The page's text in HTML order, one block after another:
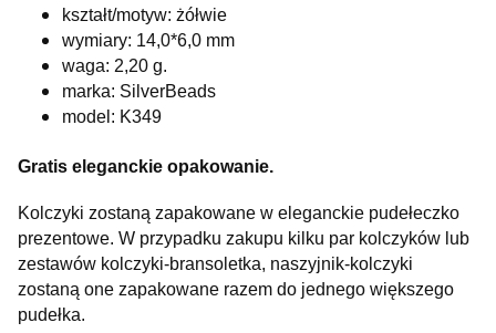
kształt/motyw: żółwie
wymiary: 14,0*6,0 mm
waga: 2,20 g.
marka: SilverBeads
model: K349
Gratis eleganckie opakowanie.
Kolczyki zostaną zapakowane w eleganckie pudełeczko
prezentowe. W przypadku zakupu kilku par kolczyków lub
zestawów kolczyki-bransoletka, naszyjnik-kolczyki
zostaną one zapakowane razem do jednego większego
pudełka.